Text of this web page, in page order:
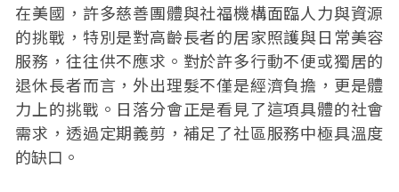
在美國，許多慈善團體與社福機構面臨人力與資源
的挑戰，特別是對高齡長者的居家照護與日常美容
服務，往往供不應求。對於許多行動不便或獨居的
退休長者而言，外出理髮不僅是經濟負擔，更是體
力上的挑戰。日落分會正是看見了這項具體的社會
需求，透過定期義剪，補足了社區服務中極具溫度
的缺口。